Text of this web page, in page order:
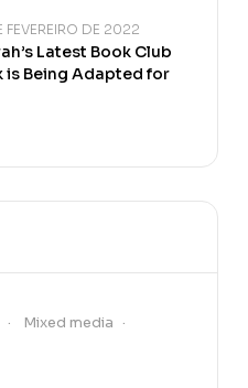
FEVEREIRO DE 2022
Latest Book Club
is Being Adapted for
Mixed media